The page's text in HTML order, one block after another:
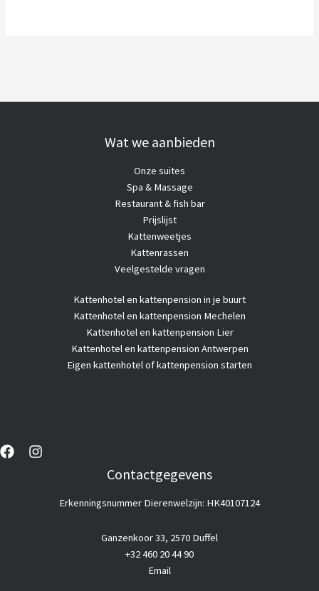
Wat we aanbieden
Onze suites
Spa & Massage
Restaurant & fish bar
Prijslijst
Kattenweetjes
Kattenrassen
Veelgestelde vragen
Kattenhotelen kattenpension in je buurt
Kattenhotel en kattenpension Mechelen
Kattenhotel en kattenpension Lier
Kattenhotel en kattenpension Antwerpen
Eigen kattenhotel of kattenpension starten
Contactgegevens
Erkenningsnummer Dierenwelzijn: HK40107124
Ganzenkoor 33, 2570 Duffel
+32 460 20 44 90
Email